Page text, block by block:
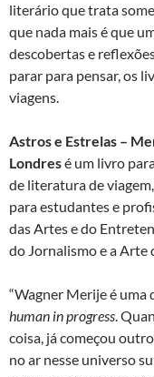
literário que trata
que nada mais é que
descobertas e
parar para pensar, os
viagens.
Astros e Estrelas –
Londresé um livro
de literatura de
para estudantes e
das Artes e do
do Jornalismo e a Arte
“Wagner Merije é uma
human in progress.
coisa, já começou
no ar nesse universo